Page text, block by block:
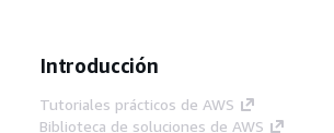
Introducción
Tutoriales prácticos de AWS
Biblioteca de soluciones de AWS